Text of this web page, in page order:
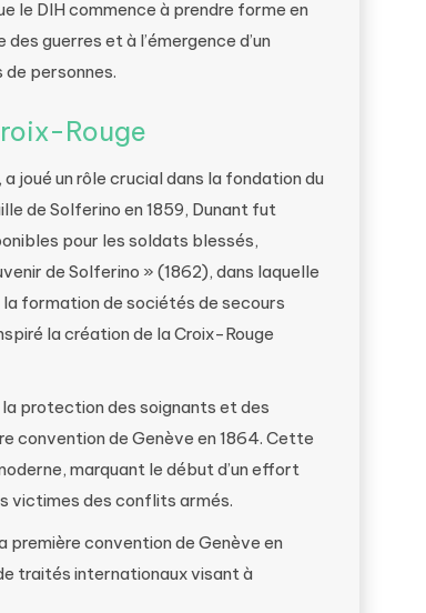
le DIH commence à prendre forme en
guerres et à l’émergence d’un
personnes.
Rouge
joué un rôle crucial dans la fondation du
de Solferino en 1859, Dunant fut
pour les soldats blessés,
de Solferino » (1862), dans laquelle
formation de sociétés de secours
la création de la Croix-Rouge
la protection des soignants et des
convention de Genève en 1864. Cette
marquant le début d’un effort
victimes des conflits armés.
première convention de Genève en
traités internationaux visant à